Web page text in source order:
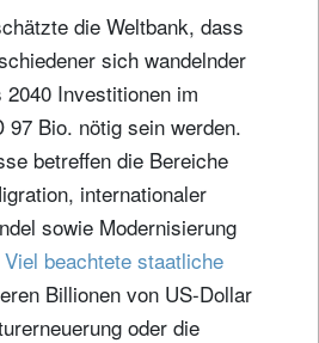
die Weltbank, dass
sich wandelnder
Investitionen im
97 Bio. nötig sein werden.
betreffen die Bereiche
internationaler
sowie Modernisierung
Viel beachtete staatliche
Billionen von US-Dollar
oder die